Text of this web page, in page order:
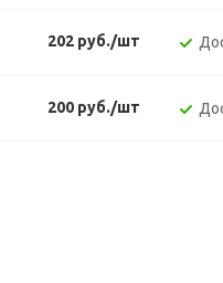
202 руб./шт
200 руб./шт